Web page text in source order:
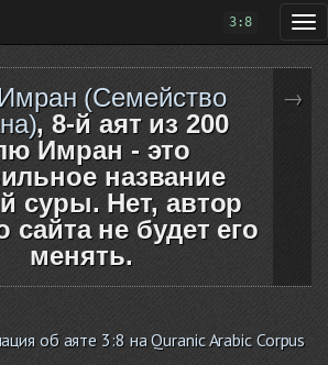
3:8
(Семейство
, 8-й аят из 200
Имран - это
название
суры. Нет, автор
сайта не будет его
менять.
→
об аяте 3:8 на Quranic Arabic Corpus